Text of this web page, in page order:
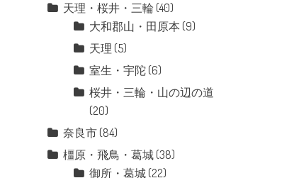
天理・桜井・三輪 (40)
大和郡山・田原本 (9)
天理 (5)
室生・宇陀 (6)
桜井・三輪・山の辺の道
(20)
奈良市 (84)
橿原・飛鳥・葛城 (38)
御所・葛城 (22)